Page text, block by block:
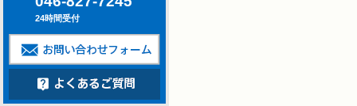
24時間受付